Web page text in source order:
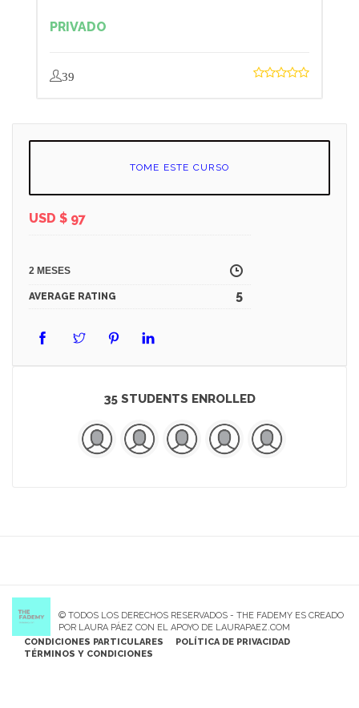
PRIVADO
39
TOME ESTE CURSO
USD $ 97
2 MESES
AVERAGE RATING 5
35 STUDENTS ENROLLED
© TODOS LOS DERECHOS RESERVADOS - THE FADEMY ES CREADO
POR LAURA PÁEZ CON EL APOYO DE LAURAPAEZ.COM
CONDICIONES PARTICULARES
POLÍTICA DE PRIVACIDAD
TÉRMINOS Y CONDICIONES